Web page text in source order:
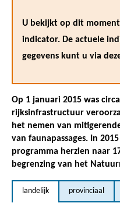
U bekijkt op dit
indicator. De actuele
gegevens kunt u via
Op 1 januari 2015 was
rijksinfrastructuur
het nemen van
van faunapassages. In
programma herzien naar
begrenzing van het
landelijk provinciaal